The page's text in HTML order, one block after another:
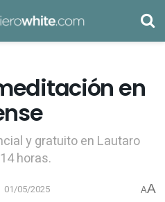
en
y gratuito en Lautaro
horas.
01/05/2025 AA